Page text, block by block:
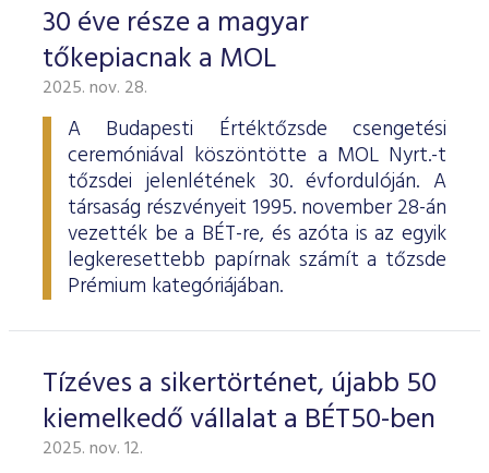
30 éve része a magyar
tőkepiacnak a MOL
2025. nov. 28.
A Budapesti Értéktőzsde csengetési
ceremóniával köszöntötte a MOL Nyrt.-t
tőzsdei jelenlétének 30. évfordulóján. A
társaság részvényeit 1995. november 28-án
vezették be a BÉT-re, és azóta is az egyik
legkeresettebb papírnak számít a tőzsde
Prémium kategóriájában.
Tízéves a sikertörténet, újabb 50
kiemelkedő vállalat a BÉT50-ben
2025. nov. 12.